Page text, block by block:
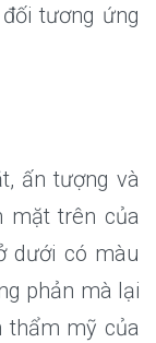
tương ứng
ấn tượng và
mặt trên của
dưới có màu
phản mà lại
thẩm mỹ của